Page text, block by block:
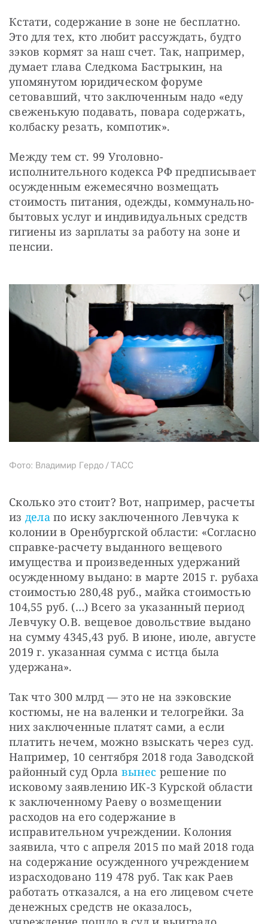
Кстати, содержание в зоне не бесплатно.
Это для тех, кто любит рассуждать, будто
зэков кормят за наш счет. Так, например,
думает глава Следкома Бастрыкин, на
упомянутом юридическом форуме
сетовавший, что заключенным надо «еду
свеженькую подавать, повара содержать,
колбаску резать, компотик».
Между тем ст. 99 Уголовно-
исполнительного кодекса РФ предписывает
осужденным ежемесячно возмещать
стоимость питания, одежды, коммунально-
бытовых услуг и индивидуальных средств
гигиены из зарплаты за работу на зоне и
пенсии.
Фото: Владимир Гердо / ТАСС
Сколько это стоит? Вот, например, расчеты
из дела по иску заключенного Левчука к
колонии в Оренбургской области: «Согласно
справке-расчету выданного вещевого
имущества и произведенных удержаний
осужденному выдано: в марте 2015 г. рубаха
стоимостью 280,48 руб., майка стоимостью
104,55 руб. (…) Всего за указанный период
Левчуку О.В. вещевое довольствие выдано
на сумму 4345,43 руб. В июне, июле, августе
2019 г. указанная сумма с истца была
удержана».
Так что 300 млрд — это не на зэковские
костюмы, не на валенки и телогрейки. За
них заключенные платят сами, а если
платить нечем, можно взыскать через суд.
Например, 10 сентября 2018 года Заводской
районный суд Орла вынес решение по
исковому заявлению ИК-3 Курской области
к заключенному Раеву о возмещении
расходов на его содержание в
исправительном учреждении. Колония
заявила, что с апреля 2015 по май 2018 года
на содержание осужденного учреждением
израсходовано 119 478 руб. Так как Раев
работать отказался, а на его лицевом счете
денежных средств не оказалось,